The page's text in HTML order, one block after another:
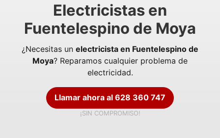
Electricistas en
Fuentelespino de Moya
¿Necesitas un electricista en Fuentelespino de
Moya? Reparamos cualquier problema de
electricidad.
Llamar ahora al 628 360 747
¡SIN COMPROMISO!